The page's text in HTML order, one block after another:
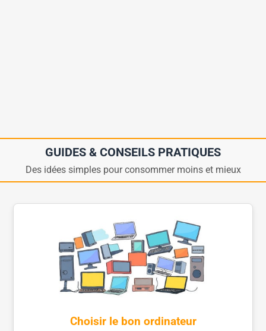
GUIDES & CONSEILS PRATIQUES
Des idées simples pour consommer moins et mieux
Choisir le bon ordinateur